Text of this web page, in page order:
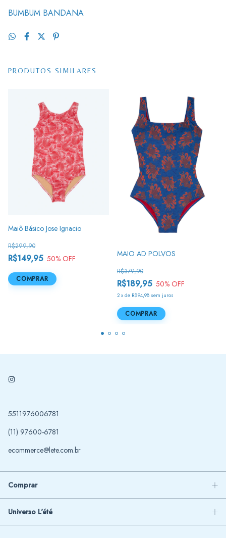
BUMBUM BANDANA
PRODUTOS SIMILARES
Maiô Básico Jose Ignacio
R$149,95
R$299,90
50% OFF
COMPRAR
MAIO AD POLVOS
R$189,95
R$379,90
50% OFF
2 x de R$94,98 sem juros
COMPRAR
5511976006781
(11) 97600-6781
ecommerce@lete.com.br
Comprar
Universo L'été